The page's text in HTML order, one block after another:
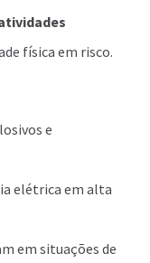
física em risco.
e
elétrica em alta
em situações de